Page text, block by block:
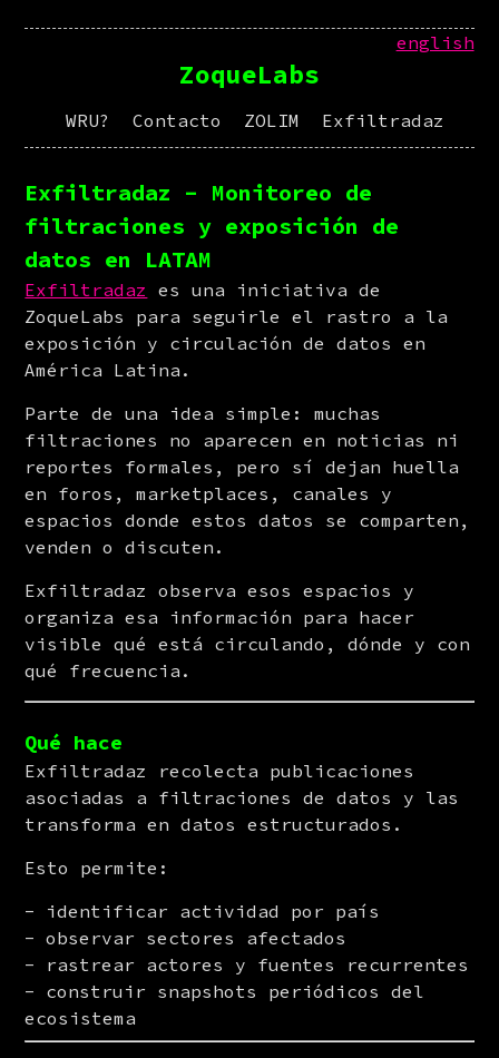
english
ZoqueLabs
WRU? Contacto ZOLIM Exfiltradaz
Exfiltradaz - Monitoreo de
filtraciones y exposición de
datos en LATAM
Exfiltradaz es una iniciativa de
ZoqueLabs para seguirle el rastro a la
exposición y circulación de datos en
América Latina.
Parte de una idea simple: muchas
filtraciones no aparecen en noticias ni
reportes formales, pero sí dejan huella
en foros, marketplaces, canales y
espacios donde estos datos se comparten,
venden o discuten.
Exfiltradaz observa esos espacios y
organiza esa información para hacer
visible qué está circulando, dónde y con
qué frecuencia.
Qué hace
Exfiltradaz recolecta publicaciones
asociadas a filtraciones de datos y las
transforma en datos estructurados.
Esto permite:
identificar actividad por país
observar sectores afectados
rastrear actores y fuentes recurrentes
construir snapshots periódicos del
ecosistema